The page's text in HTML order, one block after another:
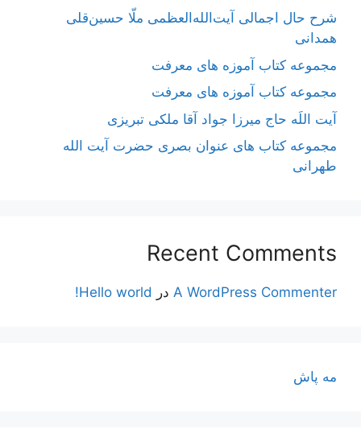
شرح حال اجمالی آیت‌الله‌العظمی ملّا حسین‌قلی
همدانی
مجموعه کتاب آموزه های معرفت
مجموعه کتاب آموزه های معرفت
آیت اللَه حاج میرزا جواد آقا ملکی تبریزی
مجموعه کتاب های عنوان بصری حضرت آیت الله
طهرانی
Recent Comments
A WordPress Commenter در Hello world!
مه پاش